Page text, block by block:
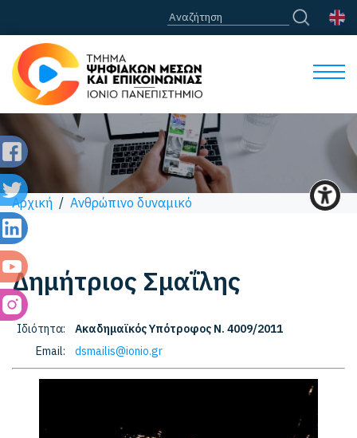
Αρχική / Ανθρώπινο δυναμικό
Δημήτριος Σμαΐλης
Ιδιότητα:
Ακαδημαϊκός Υπότροφος Ν. 4009/2011
Email:
dsmailis@ionio.gr